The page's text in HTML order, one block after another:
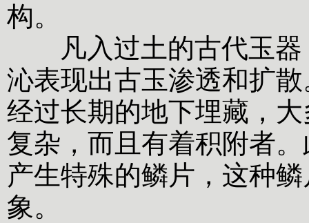
构。
凡入过土的古代玉器
沁表现出古玉渗透和扩
经过长期的地下埋藏，
复杂，而且有着积附者
产生特殊的鳞片，这种
象。